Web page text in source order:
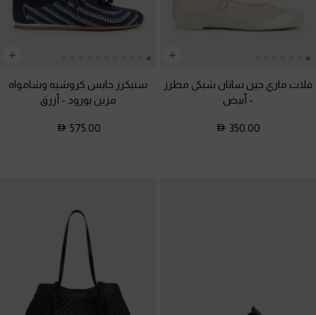
فلات ماري جين ساتان شبكي مطرز
- أبيض
350.00
سنيكرز جايس كروشيه وشامواه
مزين بورود - أزرق
575.00